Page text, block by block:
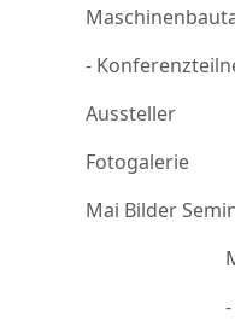
-
Aussteller
Fotogalerie
Mai Bilder